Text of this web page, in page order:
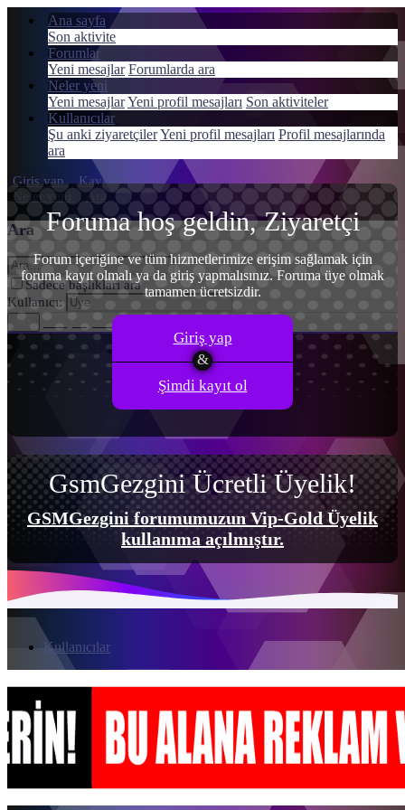
Ana sayfa
Son aktivite
Forumlar
Yeni mesajlar Forumlarda ara
Neler yeni
Yeni mesajlarYeni profil mesajları Son aktiviteler
Kullanıcılar
Şu anki ziyaretçilerYeni profil mesajları Profil mesajlarında
ara
Giriş yap
Kayıt ol
Neler yeni
Ara
Ara
Sadece başlıkları ara
Kullanıcı:
Ara Gelişmiş Arama…
Menü
Giriş yap
Kayıt ol
Foruma hoş geldin, Ziyaretçi
Forum içeriğine ve tüm hizmetlerimize erişim sağlamak için
foruma kayıt olmalı ya da giriş yapmalısınız. Foruma üye olmak
tamamen ücretsizdir.
Giriş yap
Şimdi kayıt ol
GsmGezgini Ücretli Üyelik!
GSMGezgini forumumuzun Vip-Gold Üyelik
kullanıma açılmıştır.
Kullanıcılar